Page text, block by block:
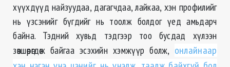
хүүхдүүд найзуудаа, дагагчдаа, лайкаа, хэн профилийг
нь үзсэнийг бүгдийг нь тоолж болдог үед амьдарч
байна. Тэдний хувьд тэдгээр тоо бусдад хүлээн
зөвшөөрөгдөж байгаа эсэхийн хэмжүүр болж, онлайнаар